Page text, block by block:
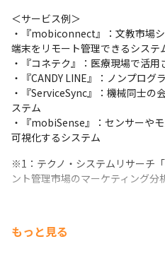
＜サービス例＞
・『mobiconnect』：文教市場
端末をリモート管理できるシス
・『コネテク』：医療現場で活
・『CANDY LINE』：ノンプロ
・『ServiceSync』：機械同士の
ステム
・『mobiSense』：センサーや
可視化するシステム
※1：テクノ・システムリサーチ
ント管理市場のマーケティング分
もっと見る